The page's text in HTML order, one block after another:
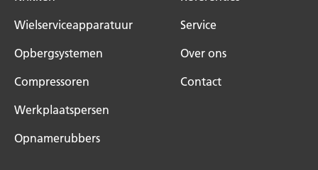
Wielserviceapparatuur
Opbergsystemen
Compressoren
Werkplaatspersen
Opnamerubbers
Service
Over ons
Contact